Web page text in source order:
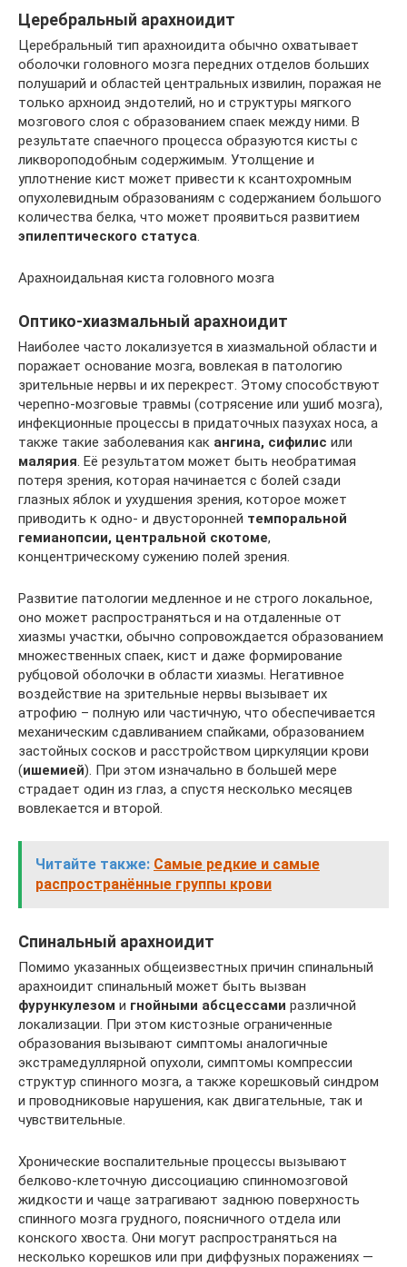
Церебральный арахноидит
Церебральный тип арахноидита обычно охватывает
оболочки головного мозга передних отделов больших
полушарий и областей центральных извилин, поражая не
только архноид эндотелий, но и структуры мягкого
мозгового слоя с образованием спаек между ними. В
результате спаечного процесса образуются кисты с
ликвороподобным содержимым. Утолщение и
уплотнение кист может привести к ксантохромным
опухолевидным образованиям с содержанием большого
количества белка, что может проявиться развитием
эпилептического статуса.
Арахноидальная киста головного мозга
Оптико-хиазмальный арахноидит
Наиболее часто локализуется в хиазмальной области и
поражает основание мозга, вовлекая в патологию
зрительные нервы и их перекрест. Этому способствуют
черепно-мозговые травмы (сотрясение или ушиб мозга),
инфекционные процессы в придаточных пазухах носа, а
также такие заболевания как ангина, сифилис или
малярия. Её результатом может быть необратимая
потеря зрения, которая начинается с болей сзади
глазных яблок и ухудшения зрения, которое может
приводить к одно- и двусторонней темпоральной
гемианопсии, центральной скотоме,
концентрическому сужению полей зрения.
Развитие патологии медленное и не строго локальное,
оно может распространяться и на отдаленные от
хиазмы участки, обычно сопровождается образованием
множественных спаек, кист и даже формирование
рубцовой оболочки в области хиазмы. Негативное
воздействие на зрительные нервы вызывает их
атрофию – полную или частичную, что обеспечивается
механическим сдавливанием спайками, образованием
застойных сосков и расстройством циркуляции крови
(ишемией). При этом изначально в большей мере
страдает один из глаз, а спустя несколько месяцев
вовлекается и второй.
Читайте также: Самые редкие и самые
распространённые группы крови
Спинальный арахноидит
Помимо указанных общеизвестных причин спинальный
арахноидит спинальный может быть вызван
фурункулезом и гнойными абсцессами различной
локализации. При этом кистозные ограниченные
образования вызывают симптомы аналогичные
экстрамедуллярной опухоли, симптомы компрессии
структур спинного мозга, а также корешковый синдром
и проводниковые нарушения, как двигательные, так и
чувствительные.
Хронические воспалительные процессы вызывают
белково-клеточную диссоциацию спинномозговой
жидкости и чаще затрагивают заднюю поверхность
спинного мозга грудного, поясничного отдела или
конского хвоста. Они могут распространяться на
несколько корешков или при диффузных поражениях —